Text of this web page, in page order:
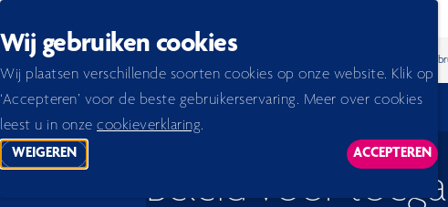
Wij gebruiken cookies
Wij plaatsen verschillende soorten cookies op onze website. Klik op
‘Accepteren’ voor de beste gebruikerservaring. Meer over cookies
leest u in onze cookieverklaring.
WEIGEREN
TRACKING SCRIPTS
ACCEPTEREN
Home 2026 S4 Consumenten en
Beleid voor